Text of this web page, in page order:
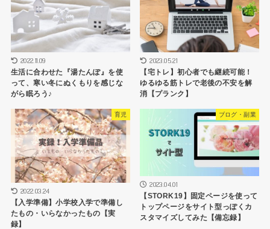
2022.11.09
生活に合わせた『湯たんぽ』を使
って、寒い冬にぬくもりを感じな
がら眠ろう♪
2023.05.21
【宅トレ】初心者でも継続可能！
ゆるゆる筋トレで老後の不安を解
消【プランク】
育児
2022.03.24
【入学準備】小学校入学で準備し
たもの・いらなかったもの【実
録】
ブログ・副業
2023.04.01
【STORK19】固定ページを使って
トップページをサイト型っぽくカ
スタマイズしてみた【備忘録】